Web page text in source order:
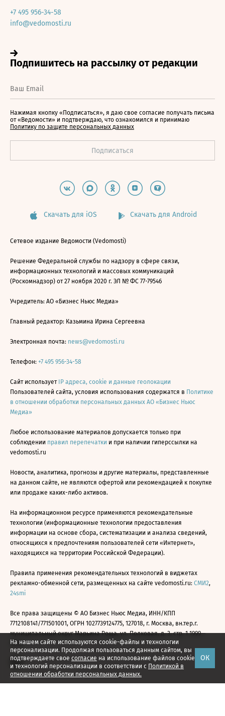
На нашем сайте используются cookie-файлы и технологии
персонализации. Продолжая пользоваться данным сайтом, вы
подтверждаете свое согласие на использование файлов cookie
и технологий персонализации в соответствии с Политикой в
отношении обработки персональных данных.
ОК
+7 495 956-34-58
info@vedomosti.ru
Нажимая кнопку «Подписаться», я даю свое согласие получать письма
от «Ведомости» и подтверждаю, что ознакомился и принимаю
Политику по защите персональных данных
Скачать для iOS Скачать для Android
Сетевое издание Ведомости (Vedomosti)
Решение Федеральной службы по надзору в сфере связи,
информационных технологий и массовых коммуникаций
(Роскомнадзор) от 27 ноября 2020 г. ЭЛ № ФС 77-79546
Учредитель: АО «Бизнес Ньюс Медиа»
Главный редактор: Казьмина Ирина Сергеевна
Электронная почта: news@vedomosti.ru
Телефон: +7 495 956-34-58
Сайт использует IP адреса, cookie и данные геолокации
Пользователей сайта, условия использования содержатся в Политике
в отношении обработки персональных данных АО «Бизнес Ньюс
Медиа»
Любое использование материалов допускается только при
соблюдении правил перепечатки и при наличии гиперссылки на
vedomosti.ru
Новости, аналитика, прогнозы и другие материалы, представленные
на данном сайте, не являются офертой или рекомендацией к покупке
или продаже каких-либо активов.
На информационном ресурсе применяются рекомендательные
технологии (информационные технологии предоставления
информации на основе сбора, систематизации и анализа сведений,
относящихся к предпочтениям пользователей сети «Интернет»,
находящихся на территории Российской Федерации).
Правила применения рекомендательных технологий в виджетах
рекламно-обменной сети, размещенных на сайте vedomosti.ru: СМИ2,
24smi
Все права защищены © АО Бизнес Ньюс Медиа, ИНН/КПП
7712108141/771501001, ОГРН 1027739124775, 127018, г. Москва, вн.тер.г.
муниципальный округ Марьина Роща, ул. Полковая, д. 3, стр. 1 1999—
2026